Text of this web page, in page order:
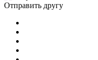
Отправить другу